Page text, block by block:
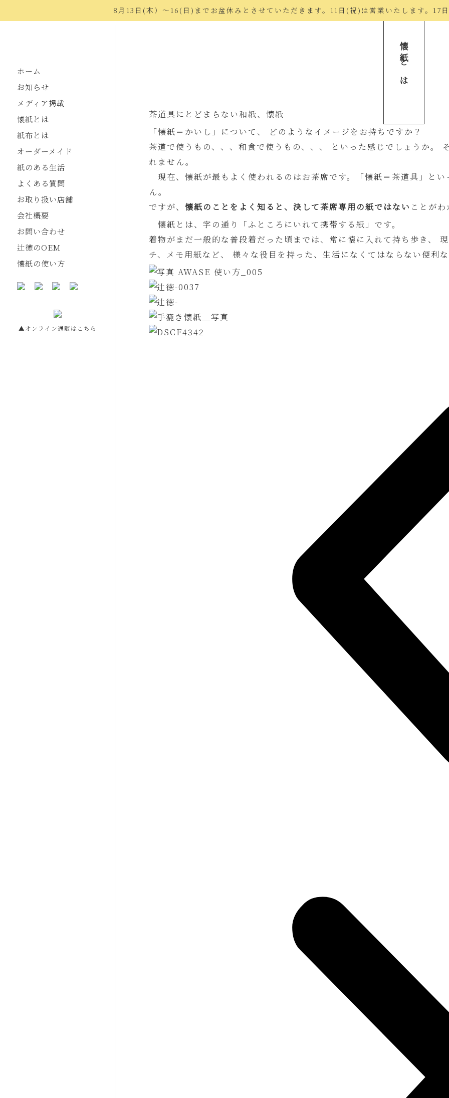
8月13日(木）〜16(日)までお盆休みとさせていただきます。11日(祝)は営業いたします。17
ホーム
お知らせ
メディア掲載
懐紙とは
紙布とは
オーダーメイド
紙のある生活
よくある質問
お取り扱い店舗
会社概要
お問い合わせ
辻徳のOEM
懐紙の使い方
▲オンライン通販はこちら
懐紙とは
茶道具にとどまらない和紙、懐紙
「懐紙＝かいし」について、 どのようなイメージをお持ちですか？
茶道で使うもの、、、和食で使うもの、、、 といった感じでしょうか。
れません。
現在、懐紙が最もよく使われるのはお茶席です。「懐紙＝茶道具」と
ん。
ですが、 懐紙のことをよく知ると、決して茶席専用の紙ではない ことが
懐紙とは、字の通り「ふところにいれて携帯する紙」です。
着物がまだ一般的な普段着だった頃までは、常に懐に入れて持ち歩き、
チ、メモ用紙など、 様々な役目を持った、生活になくてはならない便利